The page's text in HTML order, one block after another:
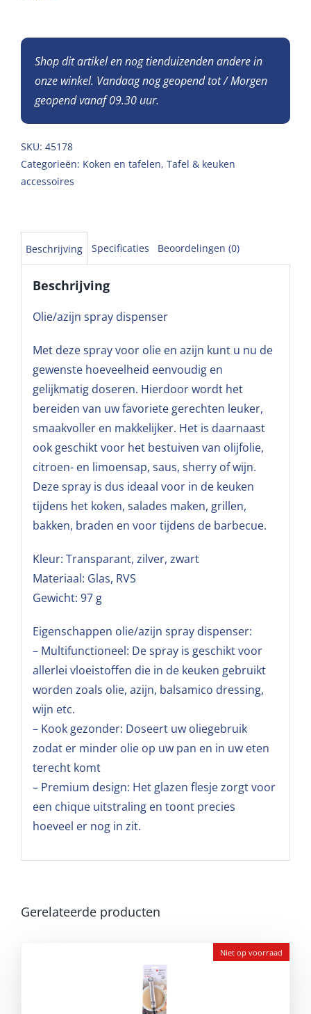
Shop dit artikel en nog tienduizenden andere in
onze winkel. Vandaag nog geopend tot / Morgen
geopend vanaf 09.30 uur.
SKU: 45178
Categorieën: Koken en tafelen, Tafel & keuken
accessoires
Beschrijving Specificaties Beoordelingen (0)
Beschrijving
Olie/azijn spray dispenser
Met deze spray voor olie en azijn kunt u nu de
gewenste hoeveelheid eenvoudig en
gelijkmatig doseren. Hierdoor wordt het
bereiden van uw favoriete gerechten leuker,
smaakvoller en makkelijker. Het is daarnaast
ook geschikt voor het bestuiven van olijfolie,
citroen- en limoensap, saus, sherry of wijn.
Deze spray is dus ideaal voor in de keuken
tijdens het koken, salades maken, grillen,
bakken, braden en voor tijdens de barbecue.
Kleur: Transparant, zilver, zwart
Materiaal: Glas, RVS
Gewicht: 97 g
Eigenschappen olie/azijn spray dispenser:
– Multifunctioneel: De spray is geschikt voor
allerlei vloeistoffen die in de keuken gebruikt
worden zoals olie, azijn, balsamico dressing,
wijn etc.
– Kook gezonder: Doseert uw oliegebruik
zodat er minder olie op uw pan en in uw eten
terecht komt
– Premium design: Het glazen flesje zorgt voor
een chique uitstraling en toont precies
hoeveel er nog in zit.
Gerelateerde producten
Niet op voorraad